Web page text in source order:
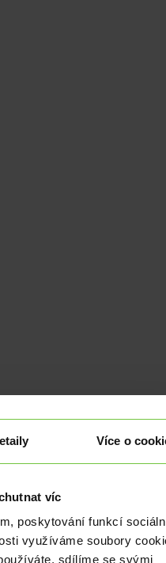
Více o
víc
poskytování funkcí
využíváme soubory
sdílíme se svými